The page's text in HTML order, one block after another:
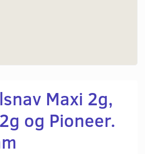
Maxi 2g,
og Pioneer.